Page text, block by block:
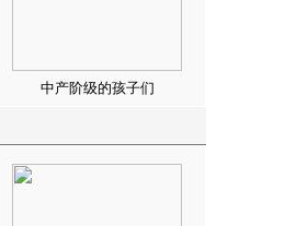
中产阶级的孩子们